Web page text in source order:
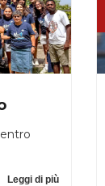
Leggi di più